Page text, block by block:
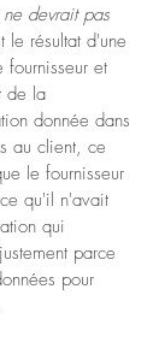
devrait pas
le résultat d'une
fournisseur et
de la
donnée dans
au client, ce
le fournisseur
qu'il n'avait
qui
parce
pour